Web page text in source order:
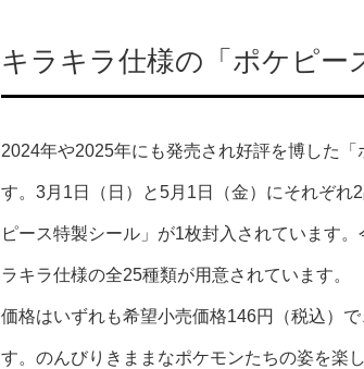
キラキラ仕様の「ポケピー
2024年や2025年にも発売され好評を博した
す。3月1日（日）と5月1日（金）にそれぞれ
ピース特製シール」が1枚封入されています
ラキラ仕様の全25種類が用意されています。
価格はいずれも希望小売価格146円（税込）
す。のんびりきままなポケモンたちの姿を楽